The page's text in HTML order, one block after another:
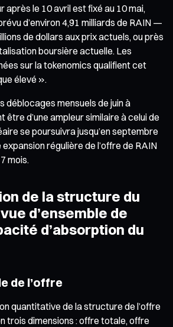
après le 10 avril est fixé au 10 mai,
d’environ 4,91 milliards de RAIN —
de dollars aux prix actuels, ou près
boursière actuelle. Les
sur la tokenomics qualifient cet
élevé ».
déblocages mensuels de juin à
d’une ampleur similaire à celui de
se poursuivra jusqu’en septembre
régulière de l’offre de RAIN
mois.
de la structure du
d’ensemble de
d’absorption du
de l’offre
quantitative de la structure de l’offre
trois dimensions : offre totale, offre